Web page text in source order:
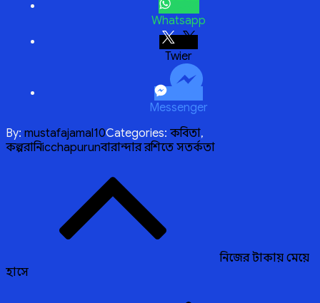
Whatsapp
Twitter
Messenger
By: mustafajamal10Categories: কবিতা,
কল্পরানিicchapurunবারান্দার রশিতে সতর্কতা
নিজের টাকায় মেয়ে
হাসে